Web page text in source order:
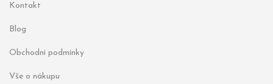
Kontakt
Blog
Obchodní podmínky
Vše o nákupu